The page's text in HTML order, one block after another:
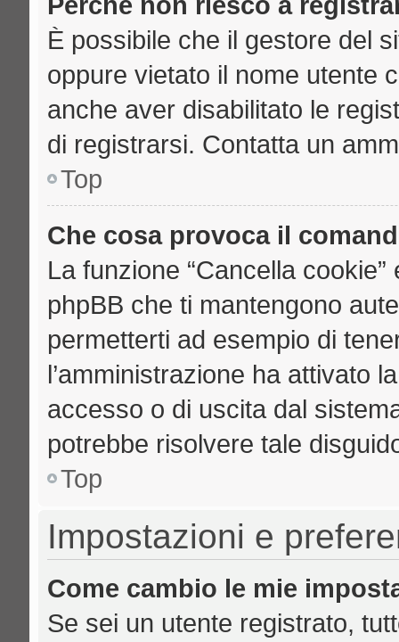
È possibile che il gestore del
oppure vietato il nome utente
anche aver disabilitato le
di registrarsi. Contatta un
Top
Che cosa provoca il
La funzione “Cancella
phpBB che ti mantengono
permetterti ad esempio di
l’amministrazione ha attivato
accesso o di uscita dal
potrebbe risolvere tale
Top
Impostazioni e
Come cambio le mie
Se sei un utente registrato,